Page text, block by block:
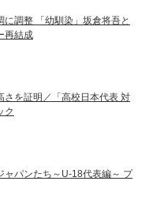
調整 「幼馴染」坂倉将吾と
再結成
さを証明／「高校日本代表 対
ク
ャパンたち～U-18代表編～ プ